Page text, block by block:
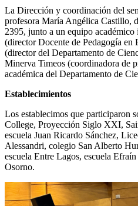
La Dirección y coordinación del
profesora María Angélica Castillo,
2395, junto a un equipo
(director Docente de Pedagogía
(director del Departamento de
Minerva Timeos (coordinadora de
académica del Departamento de
Establecimientos
Los establecimos que participaron
College, Proyección Siglo XXI,
escuela Juan Ricardo Sánchez,
Alessandri, colegio San Alberto
escuela Entre Lagos, escuela
Osorno.